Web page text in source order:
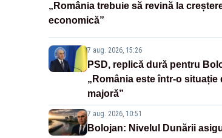
„România trebuie să revină la
economică”
7 aug. 2026, 15:26
PSD, replică dură pentru
„România este într-o situație
majoră”
7 aug. 2026, 10:51
Bolojan: Nivelul Dunării